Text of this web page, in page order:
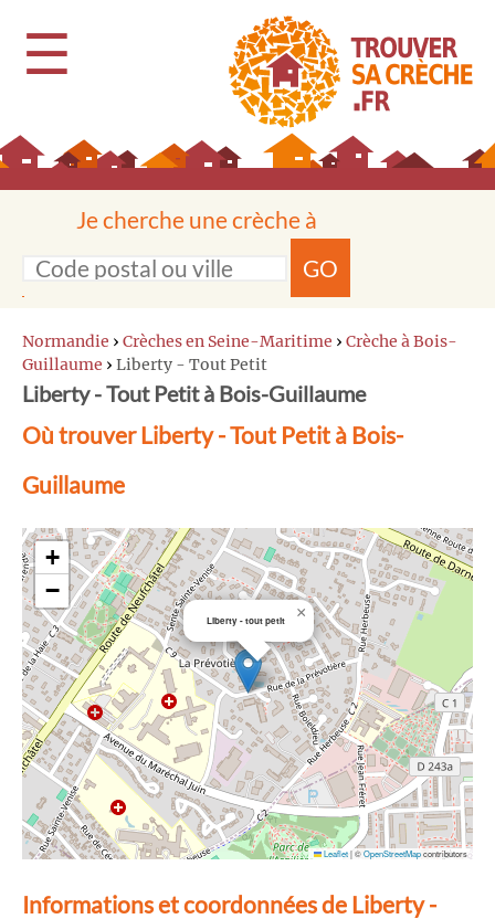
☰
Je cherche une crèche à
GO
Normandie › Crèches en Seine-Maritime › Crèche à Bois-
Guillaume › Liberty - Tout Petit
Liberty - Tout Petit à Bois-Guillaume
Où trouver Liberty - Tout Petit à Bois-
Guillaume
Liberty - tout petit ×
+
−
Leaflet|©OpenStreetMapcontributors
Informations et coordonnées de Liberty -